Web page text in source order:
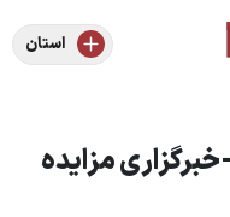
استان
مزایده